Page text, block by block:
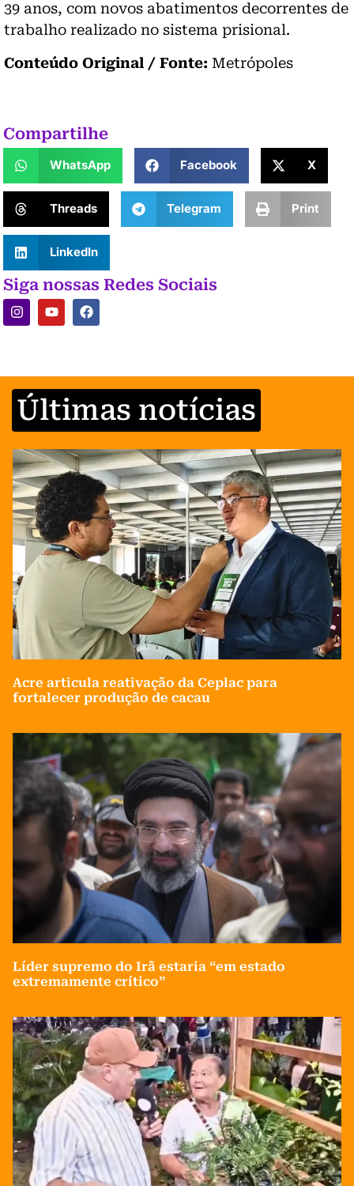
39 anos, com novos abatimentos decorrentes de
trabalho realizado no sistema prisional.
Conteúdo Original / Fonte: Metrópoles
Compartilhe
WhatsApp Facebook X
Threads Telegram Print
LinkedIn
Siga nossas Redes Sociais
Últimas notícias
Acre articula reativação da Ceplac para
fortalecer produção de cacau
Líder supremo do Irã estaria “em estado
extremamente crítico”